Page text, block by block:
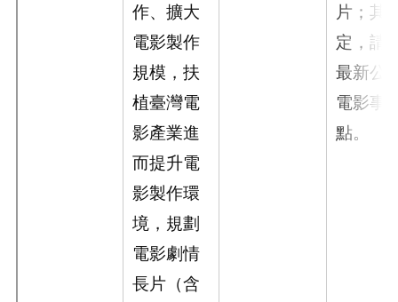
作、擴大
電影製作
規模，扶
植臺灣電
影產業進
而提升電
影製作環
境，規劃
電影劇情
長片（含
片；其
定，請
最新公
電影事
點。